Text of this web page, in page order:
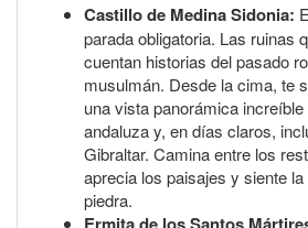
Castillo de Medina Sidonia:
parada obligatoria. Las ruinas
cuentan historias del pasado
musulmán. Desde la cima, te
una vista panorámica
andaluza y, en días claros,
Gibraltar. Camina entre los
aprecia los paisajes y siente
piedra.